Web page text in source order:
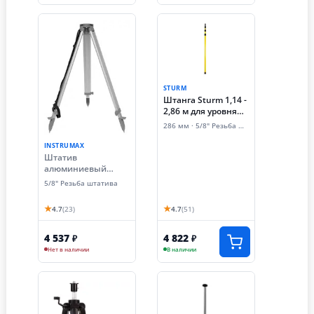
INSTRUMAX
Штатив
алюминиевый
геодезический
(резьба 5/8 дюйма)
5/8" Резьба штатива
★4.7(23)
4 537 ₽
Нет в наличии
STURM
Штанга Sturm 1,14 -
2,86 м для уровня
лазерного, 5/8"
286 мм · 5/8" Резьба штатива
★4.7(51)
4 822 ₽
В наличии